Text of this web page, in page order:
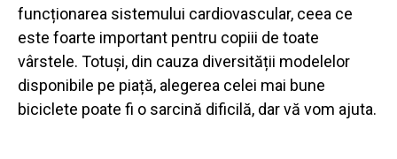
funcționarea sistemului cardiovascular, ceea ce
este foarte important pentru copiii de toate
vârstele. Totuși, din cauza diversității modelelor
disponibile pe piață, alegerea celei mai bune
biciclete poate fi o sarcină dificilă, dar vă vom ajuta.